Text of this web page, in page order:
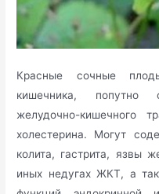
Красные сочные
кишечника, попутно
желудочно-кишечного
холестерина. Могут
колита, гастрита, язвы
иных недугах ЖКТ, а